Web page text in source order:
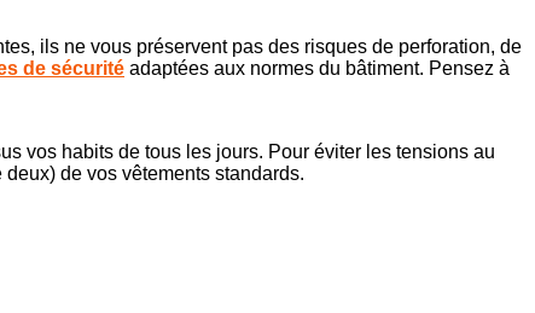
ils ne vous préservent pas des risques de perforation, de
de sécurité adaptées aux normes du bâtiment. Pensez à
vos habits de tous les jours. Pour éviter les tensions au
de vos vêtements standards.